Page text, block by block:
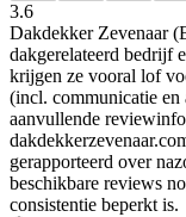
3.6
Dakdekker Zevenaar
dakgerelateerd bedrijf
krijgen ze vooral lof
(incl. communicatie
aanvullende
gerapporteerd over
beschikbare reviews
consistentie beperkt is.